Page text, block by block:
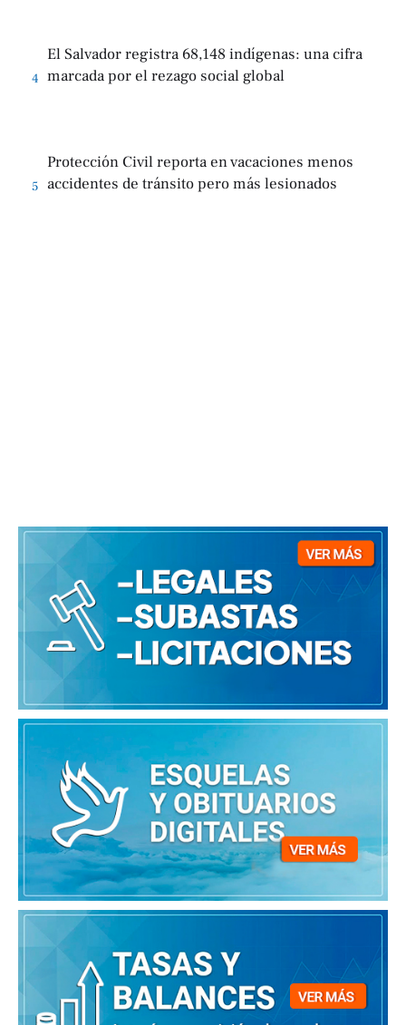
4
El Salvador registra 68,148 indígenas: una cifra
marcada por el rezago social global
5
Protección Civil reporta en vacaciones menos
accidentes de tránsito pero más lesionados